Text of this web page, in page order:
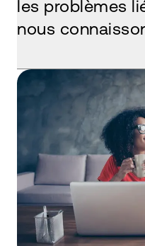
les problèmes
nous